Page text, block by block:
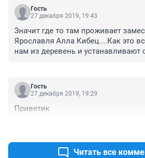
Гость
27 декабря 2019, 19:43
Значит где то там проживает
Ярославля Алла Кибец....Как это
нам из деревень и устанавливают
Гость
27 декабря 2019, 19:29
Приветик
Читать все